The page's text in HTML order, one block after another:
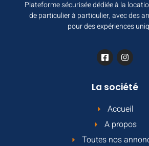
Plateforme sécurisée dédiée à la
de particulier à particulier, avec des
pour des expériences
La société
Accueil
A propos
Toutes nos